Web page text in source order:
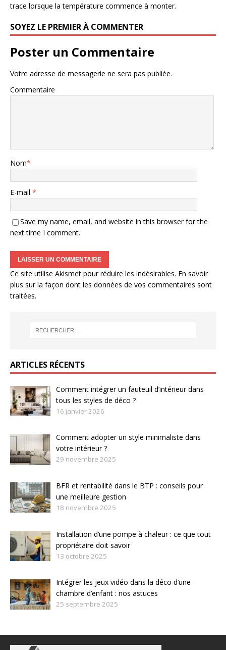
trace lorsque la température commence à monter.
SOYEZ LE PREMIER À COMMENTER
Poster un Commentaire
Votre adresse de messagerie ne sera pas publiée.
Commentaire
Nom*
E-mail *
Save my name, email, and website in this browser for the
next time I comment.
Ce site utilise Akismet pour réduire les indésirables. En savoir
plus sur la façon dont les données de vos commentaires sont
traitées.
ARTICLES RÉCENTS
Comment intégrer un fauteuil d’intérieur dans
tous les styles de déco ?
16 janvier 2026
Comment adopter un style minimaliste dans
votre intérieur ?
29 novembre 2025
BFR et rentabilité dans le BTP : conseils pour
une meilleure gestion
18 novembre 2025
Installation d’une pompe à chaleur : ce que tout
propriétaire doit savoir
13 octobre 2025
Intégrer les jeux vidéo dans la déco d’une
chambre d’enfant : nos astuces
25 septembre 2025